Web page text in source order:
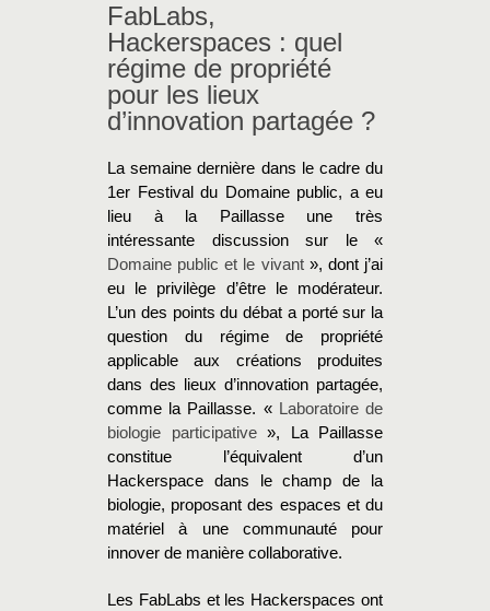
FabLabs,
Hackerspaces : quel
régime de propriété
pour les lieux
d’innovation partagée ?
La semaine dernière dans le cadre du
1er Festival du Domaine public, a eu
lieu à la Paillasse une très
intéressante discussion sur le «
Domaine public et le vivant», dont j’ai
eu le privilège d’être le modérateur.
L’un des points du débat a porté sur la
question du régime de propriété
applicable aux créations produites
dans des lieux d’innovation partagée,
comme la Paillasse. « Laboratoire de
biologie participative», La Paillasse
constitue l’équivalent d’un
Hackerspace dans le champ de la
biologie, proposant des espaces et du
matériel à une communauté pour
innover de manière collaborative.
Les FabLabs et les Hackerspaces ont